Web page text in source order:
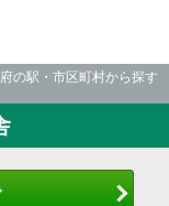
の駅・市区町村から探す